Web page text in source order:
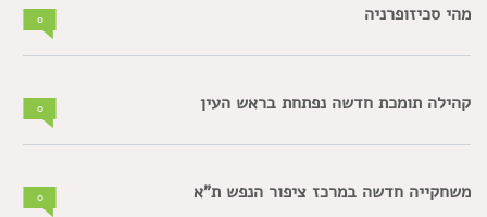
מהי סכיזופרניה
קהילה תומכת חדשה נפתחת בראש העין
משחקייה חדשה במרכז ציפור הנפש ת"א